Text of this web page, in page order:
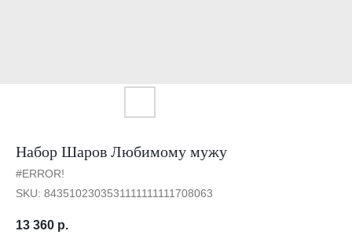
Набор Шаров Любимому мужу
#ERROR!
SKU: 8435102303531111111111708063
13 360 р.